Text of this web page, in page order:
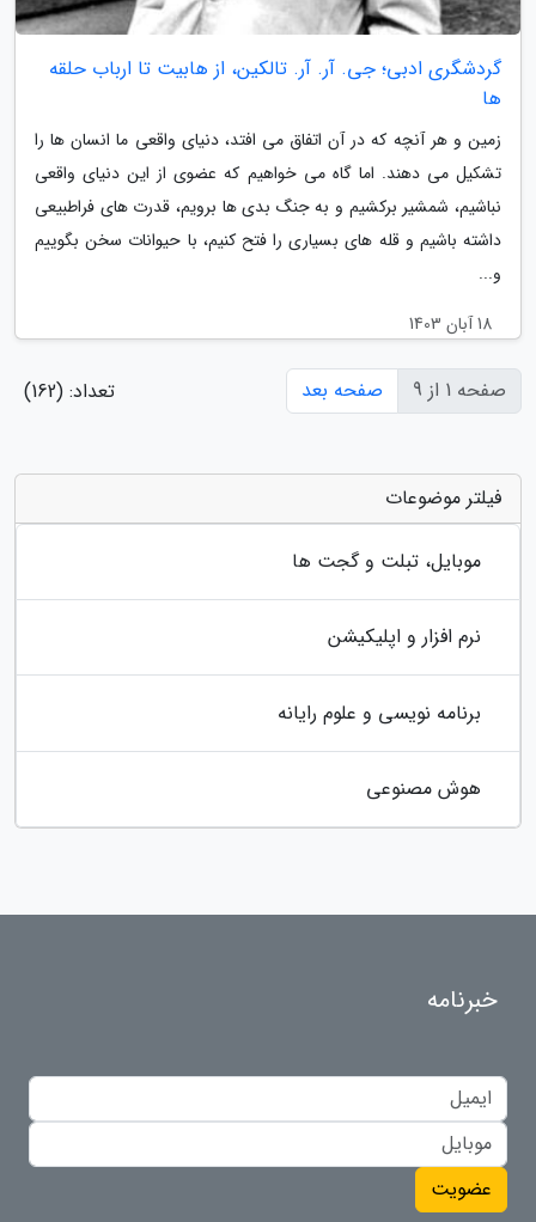
گردشگری ادبی؛ جی. آر. آر. تالکین، از هابیت تا ارباب حلقه
ها
زمین و هر آنچه که در آن اتفاق می افتد، دنیای واقعی ما انسان ها را
تشکیل می دهند. اما گاه می خواهیم که عضوی از این دنیای واقعی
نباشیم، شمشیر برکشیم و به جنگ بدی ها برویم، قدرت های فراطبیعی
داشته باشیم و قله های بسیاری را فتح کنیم، با حیوانات سخن بگوییم
و...
18 آبان 1403
صفحه 1 از 9 صفحه بعد تعداد: (162)
فیلتر موضوعات
موبایل، تبلت و گجت ها
نرم افزار و اپلیکیشن
برنامه نویسی و علوم رایانه
هوش مصنوعی
خبرنامه
عضویت